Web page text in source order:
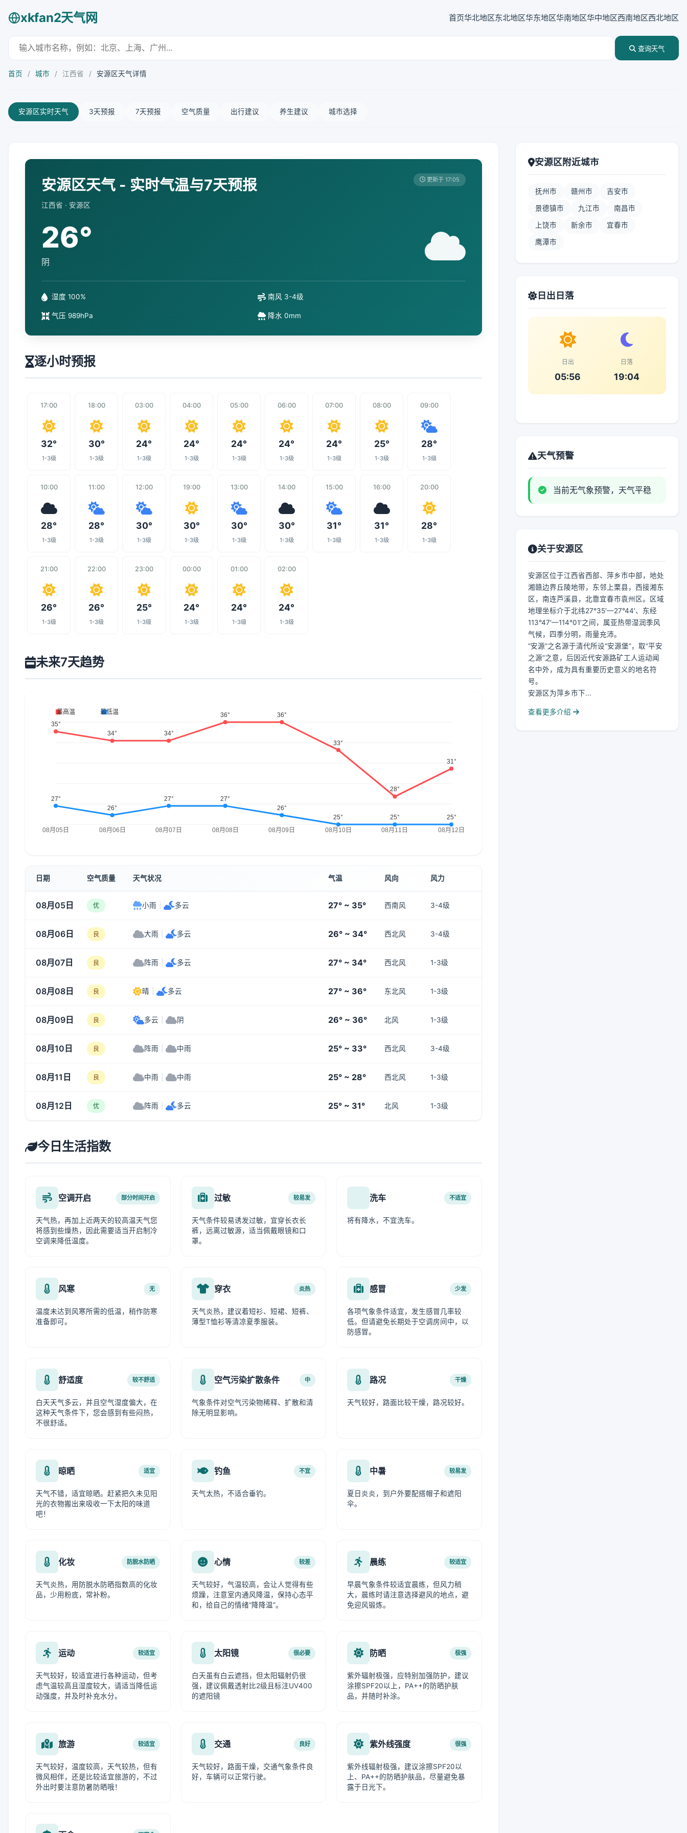
xkfan2天气网 首页华北地区东北地区华东地区华南地区华中地区西南地区西北地区
查询天气
首页 / 城市 / 江西省 / 安源区天气详情
安源区实时天气 3天预报 7天预报 空气质量 出行建议 养生建议 城市选择
安源区天气 - 实时气温与7天预报
江西省 · 安源区
更新于 17:05
26°
阴
湿度 100% 南风 3-4级
气压 989hPa 降水 0mm
逐小时预报
17:00
32°
1-3级
18:00
30°
1-3级
03:00
24°
1-3级
04:00
24°
1-3级
05:00
24°
1-3级
06:00
24°
1-3级
07:00
24°
1-3级
08:00
25°
1-3级
09:00
28°
1-3级
10:00
28°
1-3级
11:00
28°
1-3级
12:00
30°
1-3级
19:00
30°
1-3级
13:00
30°
1-3级
14:00
30°
1-3级
15:00
31°
1-3级
16:00
31°
1-3级
20:00
28°
1-3级
21:00
26°
1-3级
22:00
26°
1-3级
23:00
25°
1-3级
00:00
24°
1-3级
01:00
24°
1-3级
02:00
24°
1-3级
未来7天趋势
日期 空气质量 天气状况 气温 风向 风力
08月05日 优 小雨 多云 27° ~ 35° 西南风 3-4级
08月06日 良 大雨 多云 26° ~ 34° 西北风 3-4级
08月07日 良 阵雨 多云 27° ~ 34° 西北风 1-3级
08月08日 良 晴 多云 27° ~ 36° 东北风 1-3级
08月09日 良 多云 阴 26° ~ 36° 北风 1-3级
08月10日 良 阵雨 中雨 25° ~ 33° 西北风 3-4级
08月11日 良 中雨 中雨 25° ~ 28° 西北风 1-3级
08月12日 优 阵雨 多云 25° ~ 31° 北风 1-3级
今日生活指数
空调开启 部分时间开启
天气热，再加上近两天的较高温天气您
将感到些燥热，因此需要适当开启制冷
空调来降低温度。
过敏 较易发
天气条件较易诱发过敏，宜穿长衣长
裤，远离过敏源，适当佩戴眼镜和口
罩。
洗车 不适宜
将有降水，不宜洗车。
风寒 无
温度未达到风寒所需的低温，稍作防寒
准备即可。
穿衣 炎热
天气炎热，建议着短衫、短裙、短裤、
薄型T恤衫等清凉夏季服装。
感冒 少发
各项气象条件适宜，发生感冒几率较
低。但请避免长期处于空调房间中，以
防感冒。
舒适度 较不舒适
白天天气多云，并且空气湿度偏大，在
这种天气条件下，您会感到有些闷热，
不很舒适。
空气污染扩散条件 中
气象条件对空气污染物稀释、扩散和清
除无明显影响。
路况 干燥
天气较好，路面比较干燥，路况较好。
晾晒 适宜
天气不错，适宜晾晒。赶紧把久未见阳
光的衣物搬出来吸收一下太阳的味道
吧！
钓鱼 不宜
天气太热，不适合垂钓。
中暑 较易发
夏日炎炎，到户外要配搭帽子和遮阳
伞。
化妆 防脱水防晒
天气炎热，用防脱水防晒指数高的化妆
品，少用粉底，常补粉。
心情 较差
天气较好，气温较高，会让人觉得有些
烦躁，注意室内通风降温，保持心态平
和，给自己的情绪“降降温”。
晨练 较适宜
早晨气象条件较适宜晨练，但风力稍
大，晨练时请注意选择避风的地点，避
免迎风锻炼。
运动 较适宜
天气较好，较适宜进行各种运动，但考
虑气温较高且湿度较大，请适当降低运
动强度，并及时补充水分。
太阳镜 很必要
白天虽有白云遮挡，但太阳辐射仍很
强，建议佩戴透射比2级且标注UV400
的遮阳镜
防晒 极强
紫外辐射极强，应特别加强防护，建议
涂擦SPF20以上，PA++的防晒护肤
品，并随时补涂。
旅游 较适宜
天气较好，温度较高，天气较热，但有
微风相伴，还是比较适宜旅游的，不过
外出时要注意防暑防晒哦！
交通 良好
天气较好，路面干燥，交通气象条件良
好，车辆可以正常行驶。
紫外线强度 很强
紫外线辐射极强，建议涂擦SPF20以
上、PA++的防晒护肤品，尽量避免暴
露于日光下。
安源区附近城市
抚州市 赣州市 吉安市
景德镇市 九江市 南昌市
上饶市 新余市 宜春市
鹰潭市
日出日落
日出
05:56
日落
19:04
天气预警
当前无气象预警，天气平稳
关于安源区
安源区位于江西省西部、萍乡市中部，地处
湘赣边界丘陵地带，东邻上栗县，西接湘东
区，南连芦溪县，北靠宜春市袁州区。区域
地理坐标介于北纬27°35′—27°44′、东经
113°47′—114°01′之间，属亚热带湿润季风
气候，四季分明，雨量充沛。
“安源”之名源于清代所设“安源堡”，取“平安
之源”之意，后因近代安源路矿工人运动闻
名中外，成为具有重要历史意义的地名符
号。
安源区为萍乡市下...
查看更多介绍